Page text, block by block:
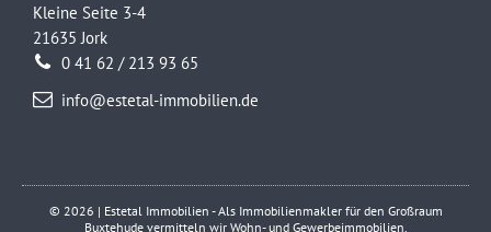
Kleine Seite 3-4
21635 Jork
0 41 62 / 213 93 65
info@estetal-immobilien.de
© 2026 | Estetal Immobilien - Als Immobilienmakler für den Großraum
Buxtehude vermitteln wir Wohn- und Gewerbeimmobilien.